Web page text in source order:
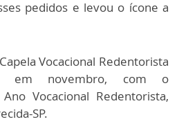
pedidos e levou o ícone a
Vocacional Redentorista
em novembro, com o
Vocacional Redentorista,
SP.